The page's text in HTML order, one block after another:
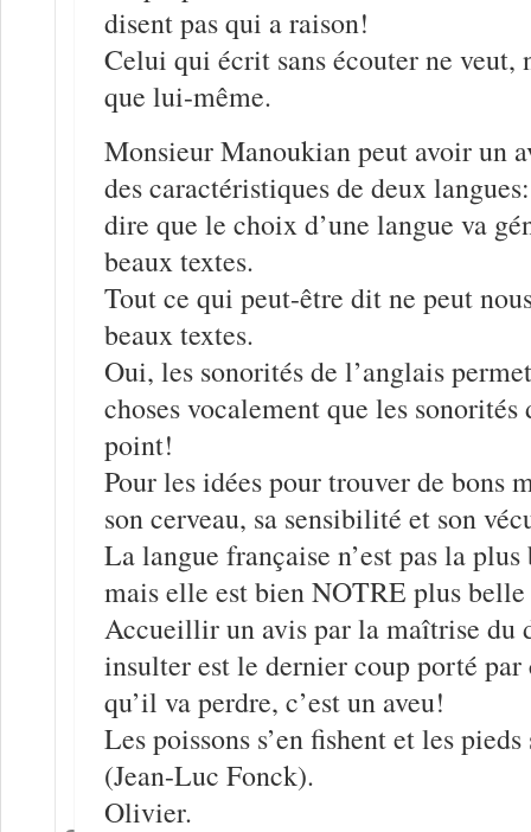
disent pas qui a raison!
Celui qui écrit sans écouter ne veut,
que lui-même.
Monsieur Manoukian peut avoir un
des caractéristiques de deux
dire que le choix d’une langue va
beaux textes.
Tout ce qui peut-être dit ne peut
beaux textes.
Oui, les sonorités de l’anglais
choses vocalement que les sonorités
point!
Pour les idées pour trouver de bons
son cerveau, sa sensibilité et son
La langue française n’est pas la
mais elle est bien NOTRE plus
Accueillir un avis par la maîtrise du
insulter est le dernier coup porté
qu’il va perdre, c’est un aveu!
Les poissons s’en fishent et les pieds
(Jean-Luc Fonck).
Olivier.